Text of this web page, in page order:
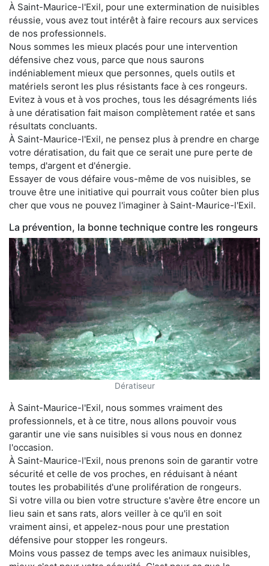
À Saint-Maurice-l'Exil, pour une extermination de nuisibles
réussie, vous avez tout intérêt à faire recours aux services
de nos professionnels.
Nous sommes les mieux placés pour une intervention
défensive chez vous, parce que nous saurons
indéniablement mieux que personnes, quels outils et
matériels seront les plus résistants face à ces rongeurs.
Evitez à vous et à vos proches, tous les désagréments liés
à une dératisation fait maison complètement ratée et sans
résultats concluants.
À Saint-Maurice-l'Exil, ne pensez plus à prendre en charge
votre dératisation, du fait que ce serait une pure perte de
temps, d'argent et d'énergie.
Essayer de vous défaire vous-même de vos nuisibles, se
trouve être une initiative qui pourrait vous coûter bien plus
cher que vous ne pouvez l'imaginer à Saint-Maurice-l'Exil.
La prévention, la bonne technique contre les rongeurs
Dératiseur
À Saint-Maurice-l'Exil, nous sommes vraiment des
professionnels, et à ce titre, nous allons pouvoir vous
garantir une vie sans nuisibles si vous nous en donnez
l'occasion.
À Saint-Maurice-l'Exil, nous prenons soin de garantir votre
sécurité et celle de vos proches, en réduisant à néant
toutes les probabilités d'une prolifération de rongeurs.
Si votre villa ou bien votre structure s'avère être encore un
lieu sain et sans rats, alors veiller à ce qu'il en soit
vraiment ainsi, et appelez-nous pour une prestation
défensive pour stopper les rongeurs.
Moins vous passez de temps avec les animaux nuisibles,